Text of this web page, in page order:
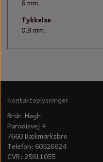
6 mm.
Tykkelse
0,9 mm.
Kontaktoplysninger
Brdr. Høgh
Paradisvej 4
7660 Bækmarksbro
Telefon: 60526624
CVR: 25611055